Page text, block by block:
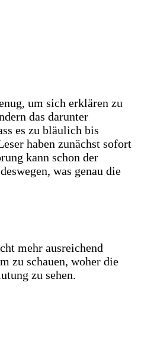
um sich erklären zu
das darunter
es zu bläulich bis
haben zunächst sofort
kann schon der
was genau die
mehr ausreichend
zu schauen, woher die
zu sehen.